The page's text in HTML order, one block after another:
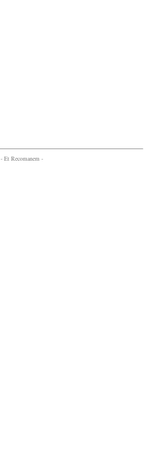
- Et Recomanem -